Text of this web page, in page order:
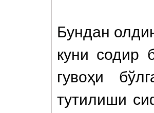
Бундан
куни содир
гувоҳи
тутилиши